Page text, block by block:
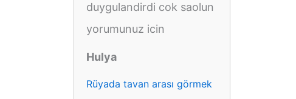
duygulandirdi cok saolun
yorumunuz icin
Hulya
Rüyada tavan arası görmek